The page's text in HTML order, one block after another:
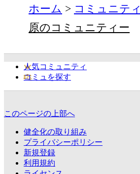
ホーム コミュニティ
原のコミュニティー
人気コミュニティ
コミュを探す
このページの上部へ
健全化の取り組み
プライバシーポリシー
新規登録
利用規約